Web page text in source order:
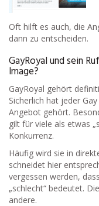
Oft hilft es auch, die
dann zu entscheiden.
GayRoyal und sein
Image?
GayRoyal gehört
Sicherlich hat jeder
Angebot gehört.
gilt für viele als etwas
Konkurrenz.
Häufig wird sie in
schneidet hier
vergessen werden,
„schlecht“ bedeutet.
andere.